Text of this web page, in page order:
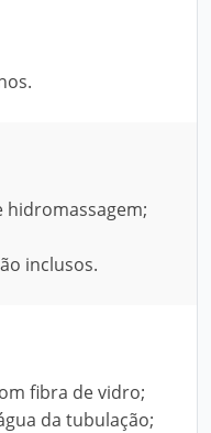
hidromassagem;
inclusos.
fibra de vidro;
da tubulação;